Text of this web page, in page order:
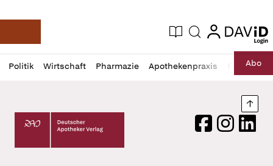
Deutsche Apotheker Zeitung
Aktuelle Ausgabe
Suche login
login
Politik Wirtschaft Pharmazie Apothekenpraxis RechtAbo
Profil
öffnen
Daz
Pur
Deutscher Apotheker Verlag Logo
FacebookInstagram